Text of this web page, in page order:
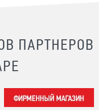
ПАРТНЕРОВ